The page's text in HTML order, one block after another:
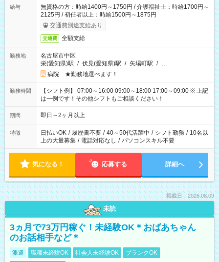
給与
無資格の方：時給1400円～1750円 / 介護福祉士：時給1700円～
2125円 / 初任者以上：時給1500円～1875円
交通費別途支給あり
交通費 全額支給
勤務地
名古屋市中区
栄(愛知県)駅 / 伏見(愛知県)駅 / 矢場町駅 / …
病院 ★勤務地選べます！
勤務時間
【シフト例】 07:00～16:00 09:00～18:00 17:00～09:00 ※ 上記
は一例です！その他シフトもご相談ください！
期間 即日～2ヶ月以上
特徴 日払いOK / 履歴書不要 / 40～50代活躍中 / シフト勤務 / 10名以
上の大量募集 / 電話対応なし / パソコンスキル不要
気になる！ 応募する 詳細へ
掲載日：2026.08.09
未読
3ヵ月で73万円稼ぐ！未経験OK＊おばあちゃん
のお話相手など＊
派遣 職種未経験OK 社会人未経験OK
ブランクOK